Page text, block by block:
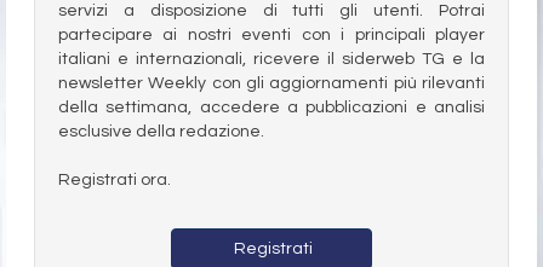
servizi a disposizione di tutti gli utenti. Potrai
partecipare ai nostri eventi con i principali player
italiani e internazionali, ricevere il siderweb TG e la
newsletter Weekly con gli aggiornamenti più rilevanti
della settimana, accedere a pubblicazioni e analisi
esclusive della redazione.
Registrati ora.
Registrati